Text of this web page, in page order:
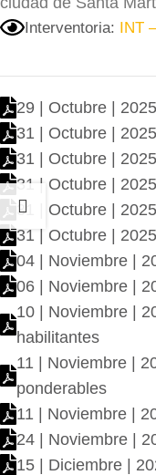
Interventoria: INT
29 | Octubre |
31 | Octubre |
31 | Octubre |
31 | Octubre |
31 | Octubre |
31 | Octubre |
04 | Noviembre |
06 | Noviembre |
10 | Noviembre |
habilitantes
11 | Noviembre |
ponderables
11 | Noviembre |
24 | Noviembre |
15 | Diciembre |